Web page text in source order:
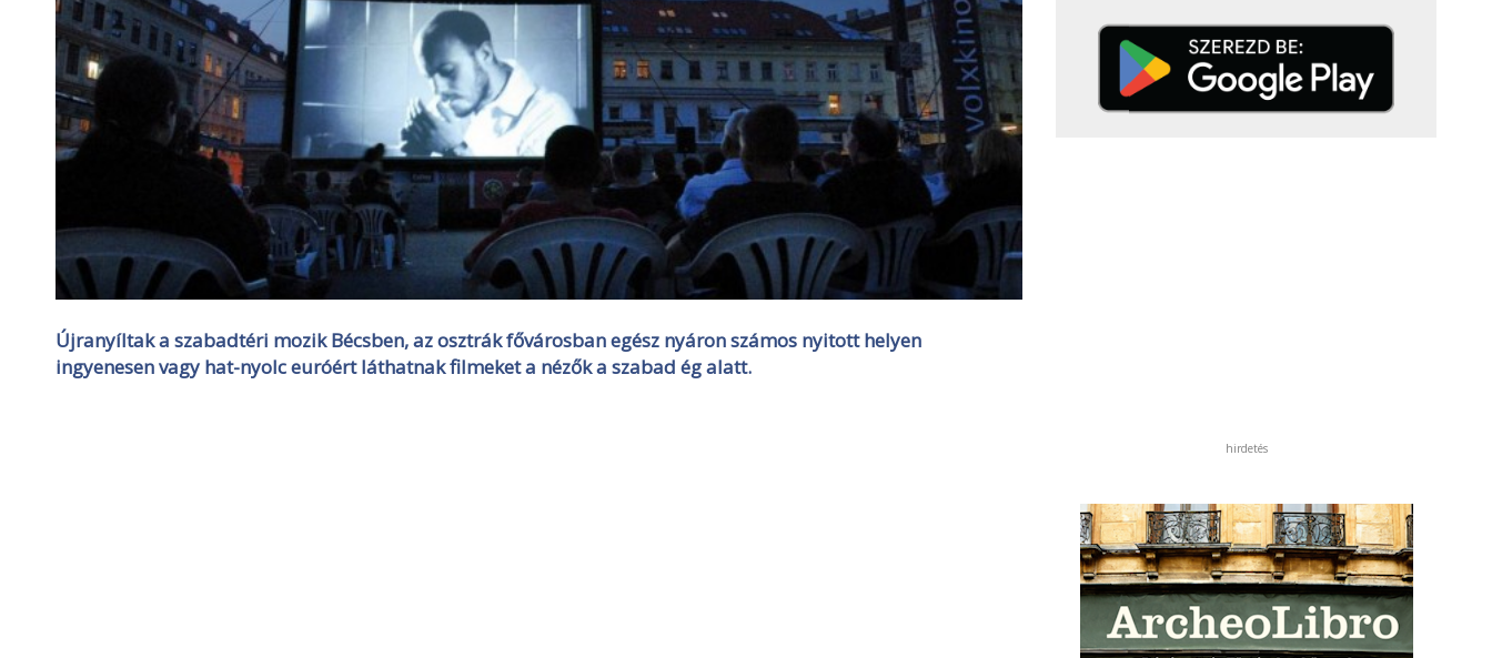
Újranyíltak a szabadtéri mozik Bécsben, az osztrák fővárosban egész nyáron számos nyitott helyen
ingyenesen vagy hat-nyolc euróért láthatnak filmeket a nézők a szabad ég alatt.
hirdetés